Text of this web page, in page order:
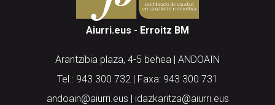
Aiurri.eus - Erroitz BM
Arantzibia plaza, 4-5 behea | ANDOAIN
Tel.: 943 300 732 | Faxa: 943 300 731
andoain@aiurri.eus | idazkaritza@aiurri.eus